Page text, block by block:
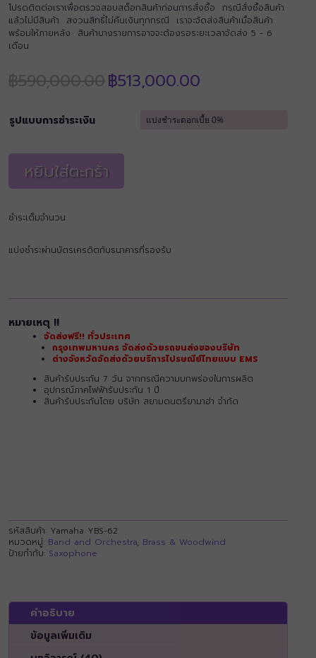
โปรดติดต่อเราเพื่อตรวจสอบสต็อกสินค้าก่อนการสั่งซื้อ กรณีสั่งซื้อสินค้า
แล้วไม่มีสินค้า สงวนสิทธิ์ไม่คืนเงินทุกกรณี เราจะจัดส่งสินค้าเมื่อสินค้า
พร้อมให้ภายหลัง สินค้าบางรายการอาจจะต้องรอระยะเวลาจัดส่ง 5 - 6
เดือน
฿590,000.00Original
price
฿590,000.00.
฿513,000.00
฿513,000.00.
รูปแบบการชำระเงิน
หยิบใส่ตะกร้า
ชำระเต็มจำนวน
แบ่งชำระผ่านบัตรเครดิตกับธนาคารที่รองรับ
หมายเหตุ !!
จัดส่งฟรี!! ทั่วประเทศ
กรุงเทพมหานคร จัดส่งด้วยรถขนส่งของบริษัท
ต่างจังหวัดจัดส่งด้วยบริการไปรษณีย์ไทยแบบ EMS
สินค้ารับประกัน 7 วัน จากกรณีความบกพร่องในการผลิต
อุปกรณ์ภาคไฟฟ้ารับประกัน 1 ปี
สินค้ารับประกันโดย บริษัท สยามดนตรียามาฮ่า จำกัด
รหัสสินค้า: Yamaha YBS-62
หมวดหมู่: Band and Orchestra, Brass & Woodwind
ป้ายกำกับ: Saxophone
คำอธิบาย
ข้อมูลเพิ่มเติม